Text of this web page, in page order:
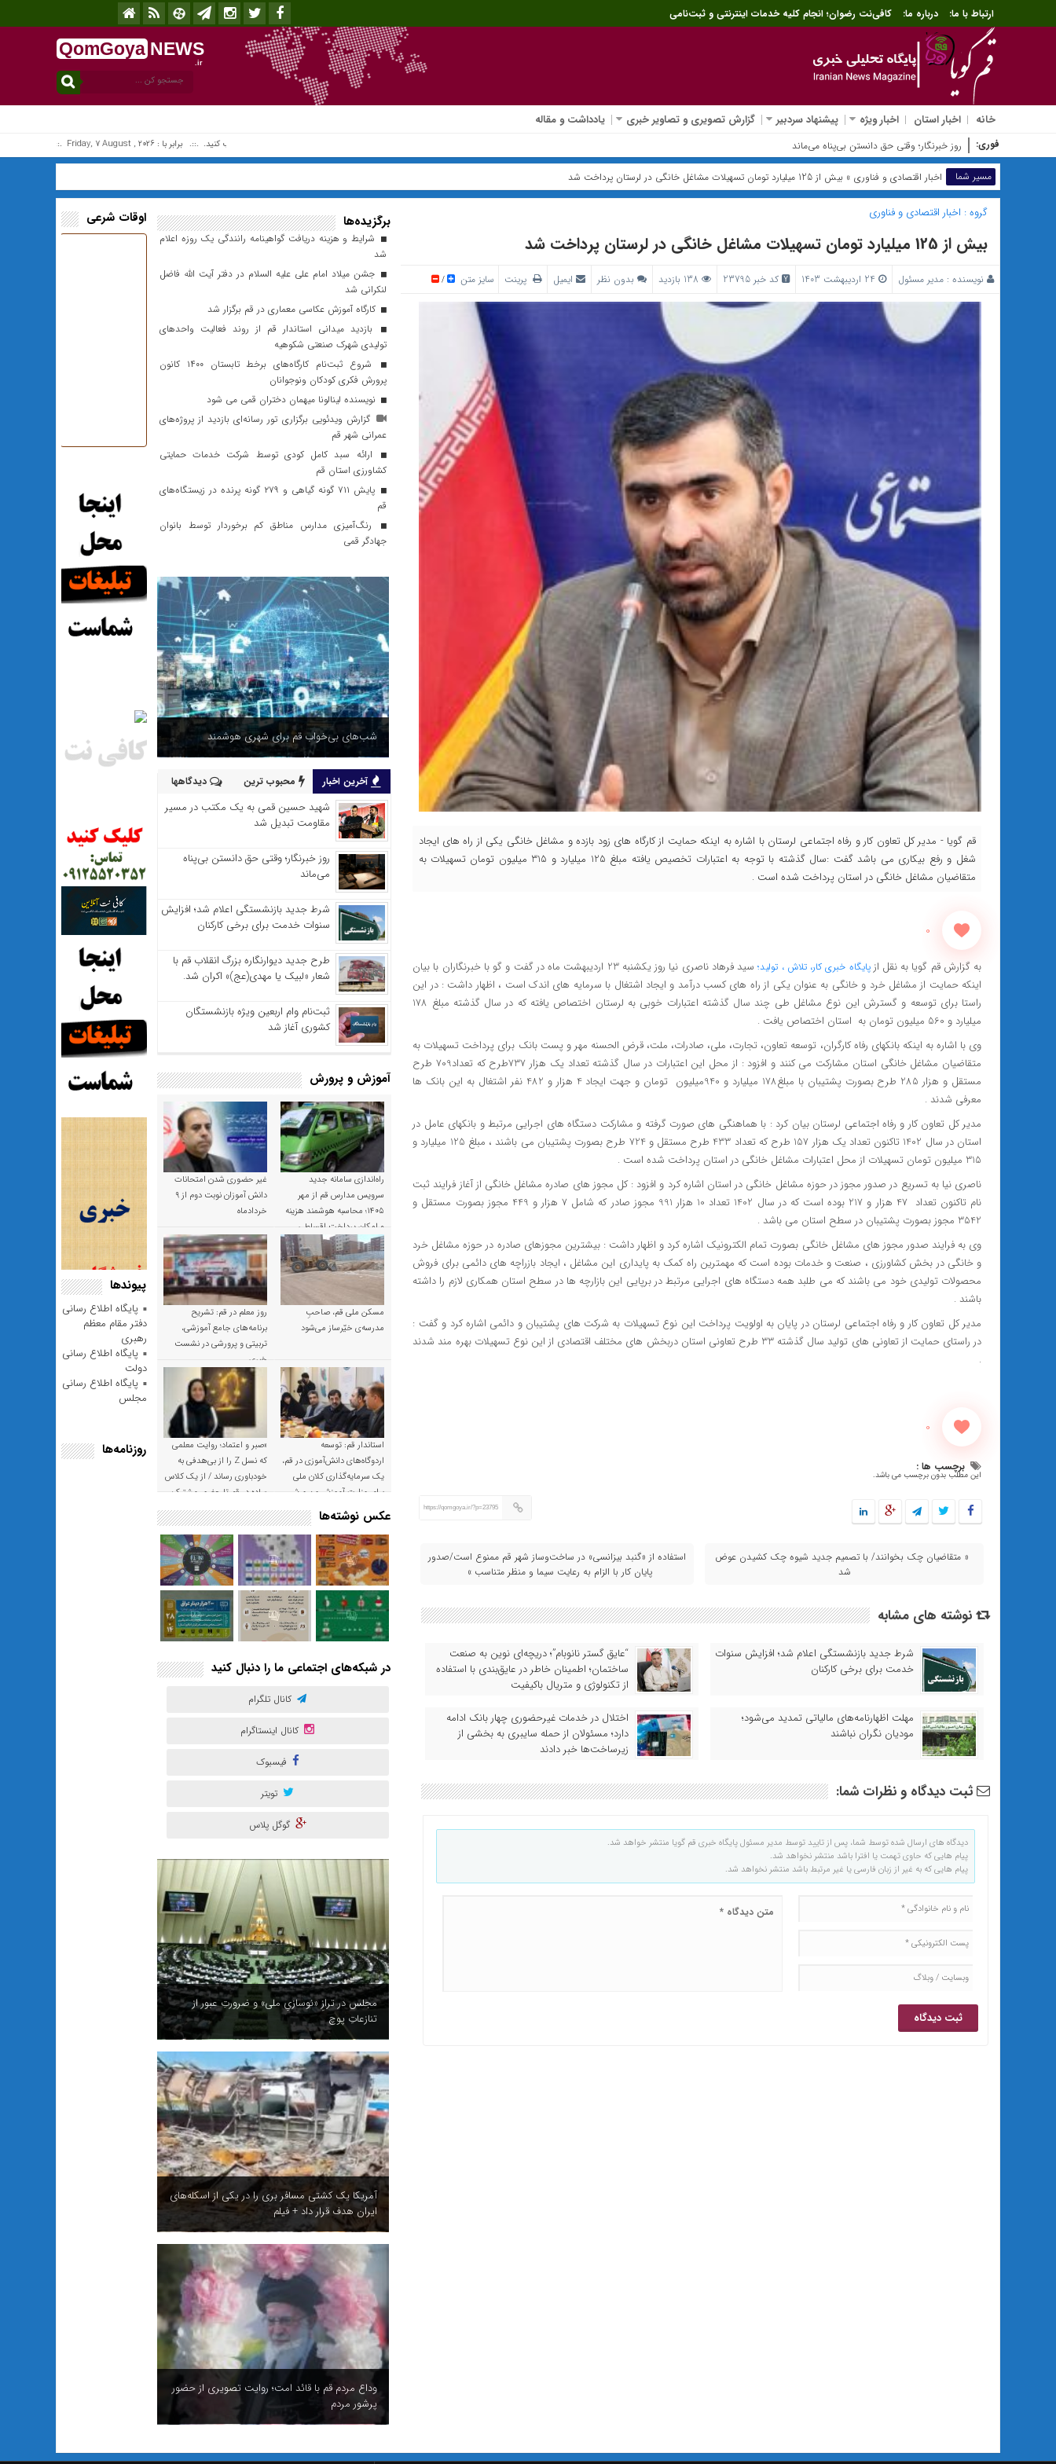
ارتباط با ما: درباره ما: کافی‌نت رضوان؛ انجام کلیه خدمات اینترنتی و ثبت‌نامی
QomGoya NEWS
.ir
خانه اخبار استان اخبار ویژه پیشنهاد سردبیر گزارش تصویری و تصاویر خبری یادداشت و مقاله
فوری: شرط جدید بازنشستگی اعلا افزونه جلالی را نصب کنید. .::. برابر با : Friday, 7 August , 2026 .::. اخبار منتشر شده : 2 خبر
مسیر شما اخبار اقتصادی و فناوری » بیش از 125 میلیارد تومان تسهیلات مشاغل خانگی در لرستان پرداخت شد
گروه : اخبار اقتصادی و فناوری
بیش از 125 میلیارد تومان تسهیلات مشاغل خانگی در لرستان پرداخت شد
نویسنده : مدیر مسئول کد خبر 23795 بدون نظر ایمیل پرینت سایز متن /
قم گویا - مدیر کل تعاون کار و رفاه اجتماعی لرستان با اشاره به اینکه حمایت از کارگاه های زود بازده و مشاغل خانگی یکی از راه های ایجاد
شغل و رفع بیکاری می باشد گفت :سال گذشته با توجه به اعتبارات تخصیص یافته مبلغ 125 میلیارد و 315 میلیون تومان تسهیلات به
متقاضیان مشاغل خانگی در استان پرداخت شده است .
0
به گزارش قم گویا به نقل ازپایگاه خبری کار، تلاش ، تولید؛
سید فرهاد ناصری نیا روز یکشنبه 23 اردیبهشت ماه در گفت و گو با خبرنگاران با بیان
اینکه حمایت از مشاغل خرد و خانگی به عنوان یکی از راه های کسب درآمد و ایجاد اشتغال با سرمایه های اندک است ، اظهار داشت : در این
راستا برای توسعه و گسترش این نوع مشاغل طی چند سال گذشته اعتبارات خوبی به لرستان اختصاص یافته که در سال گذشته مبلغ 178
میلیارد و 560 میلیون تومان به استان اختصاص یافت .
وی با اشاره به اینکه بانكهاي رفاه کارگران، توسعه تعاون، تجارت، ملی، صادرات، ملت، قرض الحسنه مهر و پست بانک برای پرداخت تسهیلات به
متقاضیان مشاغل خانگی استان مشارکت می کنند و افزود : از محل این اعتبارات در سال گذشته تعداد یک هزار 737طرح که تعداد709 طرح
مستقل و هزار 285 طرح بصورت پشتیبان با مبلغ178 میلیارد و 940میلیون تومان و جهت ایجاد 4 هزار و 482 نفر اشتغال به این بانک ها
معرفی شدند .
مدیر کل تعاون کار و رفاه اجتماعی لرستان بیان کرد : با هماهنگی های صورت گرفته و مشارکت دستگاه های اجرایی مرتبط و بانکهای عامل در
استان در سال 1402 تاکنون تعداد یک هزار 157 طرح که تعداد 433 طرح مستقل و 724 طرح بصورت پشتیبان می باشند ، مبلغ 125 میلیارد و
315 میلیون تومان تسهیلات از محل اعتبارات مشاغل خانگی در استان پرداخت شده است .
ناصری نیا به تسریع در صدور مجوز در حوزه مشاغل خانگی در استان اشاره کرد و افزود : کل مجوز های صادره مشاغل خانگی از آغاز فرایند ثبت
نام تاکنون تعداد 47 هزار و 217 بوده است که در سال 1402 تعداد 10 هزار 991 مجوز صادر که شامل 7 هزار و 449 مجوز بصورت مستقل و
3542 مجوز بصورت پشتیبان در سطح استان می باشد .
وی به فرایند صدور مجوز های مشاغل خانگی بصورت تمام الکترونیک اشاره کرد و اظهار داشت : بیشترین مجوزهای صادره در حوزه مشاغل خرد
و خانگی در بخش کشاورزی ، صنعت و خدمات بوده است که مهمترین راه کمک به پایداری این مشاغل ، ایجاد بازراچه های دائمی برای فروش
محصولات تولیدی خود می باشند که می طلبد همه دستگاه های اجرایی مرتبط در برپایی این بازارچه ها در سطح استان همکاری لازم را داشته
باشند .
مدیر کل تعاون کار و رفاه اجتماعی لرستان در پایان به اولویت پرداخت این نوع تسهیلات به شرکت های پشتیبان و دائمی اشاره کرد و گفت :
در راستای حمایت از تعاونی های تولید سال گذشته 33 طرح تعاونی استان دربخش های مختلف اقتصادی از این نوع تسهیلات بهره مند شدند
.
0
برچسب ها :
این مطلب بدون برچسب می باشد.
https://qomgoya.ir/?p=23795
« متقاضیان چک بخوانند/ با تصمیم جدید شیوه چک کشیدن عوض
شد
استفاده از «گنبد بیزانسی» در ساخت‌وساز شهر قم ممنوع است/صدور
پایان کار با الزام به رعایت سیما و منظر متناسب »
نوشته های مشابه
شرط جدید بازنشستگی اعلام شد؛ افزایش سنوات
خدمت برای برخی کارکنان
“عایق گستر نانوبام”؛ دریچه‌ای نوین به صنعت
ساختمان؛ اطمینان خاطر در عایق‌بندی با استفاده
از تکنولوژی و متریال باکیفیت
مهلت اظهارنامه‌های مالیاتی تمدید می‌شود؛
مودیان نگران نباشند
اختلال در خدمات غیرحضوری چهار بانک ادامه
دارد؛ مسئولان از حمله سایبری به بخشی از
زیرساخت‌ها خبر دادند
ثبت دیدگاه و نظرات شما:
دیدگاه های ارسال شده توسط شما، پس از تایید توسط مدیر مسئول پایگاه خبری قم گویا منتشر خواهد شد.
پیام هایی که حاوی تهمت یا افترا باشد منتشر نخواهد شد.
پیام هایی که به غیر از زبان فارسی یا غیر مرتبط باشد منتشر نخواهد شد.
برگزیده‌ها
شرایط و هزینه دریافت گواهینامه رانندگی یک روزه اعلام
شد
جشن میلاد امام علی علیه السلام در دفتر آیت الله فاضل
لنکرانی شد
کارگاه آموزش عکاسی معماری در قم برگزار شد
بازدید میدانی استاندار قم از روند فعالیت واحدهای
تولیدی شهرک صنعتی شکوهیه
شروع ثبت‌نام کارگاه‌های برخط تابستان ۱۴۰۰ کانون
پرورش فکری کودکان ونوجوانان
نویسنده لینالونا میهمان دختران قمی می شود
گزارش ویدئویی برگزاری تور رسانه‌ای بازدید از پروژه‌های
عمرانی شهر قم
ارائه سبد کامل کودی توسط شرکت خدمات حمایتی
کشاورزی استان قم
پایش ۷۱۱ گونه گیاهی و ۲۷۹ گونه پرنده در زیستگاه‌های
قم
رنگ‌آمیزی مدارس مناطق کم برخوردار توسط بانوان
جهادگر قمی
شب‌های بی‌خواب قم برای شهری هوشمند
آخرین اخبار محبوب ترین دیدگاهها
شهید حسین قمی به یک مکتب در مسیر
مقاومت تبدیل شد
روز خبرنگار؛ وقتی حق دانستن بی‌پناه
می‌ماند
شرط جدید بازنشستگی اعلام شد؛ افزایش
سنوات خدمت برای برخی کارکنان
طرح جدید دیوارنگاره بزرگ انقلاب قم با
شعار «لبیک یا مهدی(عج)» اکران شد.
ثبت‌نام وام اربعین ویژه بازنشستگان
کشوری آغاز شد
آموزش و پرورش
راه‌اندازی سامانه جدید
سرویس مدارس قم از مهر
۱۴۰۵؛ محاسبه هوشمند هزینه
و امکان پرداخت اقساطی
غیر حضوری شدن امتحانات
دانش آموزان نوبت دوم از ۹
خردادماه
مسکن ملی قم، صاحبِ
مدرسه‌ی خیّرساز می‌شود
روز معلم در قم: تشریح
برنامه‌های جامع آموزشی،
تربیتی و پرورشی در نشست
خبری
استاندار قم: توسعه
اردوگاه‌های دانش‌آموزی در قم،
یک سرمایه‌گذاری کلان ملی
برای وزارت آموزش و پرورش
است
«صبر و اعتماد؛ روایت معلمی
که نسل Z را از بی‌هدفی به
خودباوری رساند / از یک کلاس
ساده در قم تا حضور مشترک
معلم و هنرجویان در مهم‌ترین
گالری قرآنی هوش مصنوعی
تهران
عکس نوشته‌ها
در شبکه‌های اجتماعی ما را دنبال کنید
کانال تلگرام
کانال اینستاگرام
فیسبوک
تویتر
گوگل پلاس
مجلس در ترازِ «نوسازیِ ملی» و ضرورتِ عبور از
تنازعاتِ پوچ
آمریکا یک کشتی مسافر بری را در یکی از اسکله‌های
ایران هدف قرار داد + فیلم
وداع مردم قم با قائد امت؛ روایت تصویری از حضور
پرشور مردم
اوقات شرعی
پیوندها
پایگاه اطلاع رسانی
دفتر مقام معظم
رهبری
پایگاه اطلاع رسانی
دولت
پایگاه اطلاع رسانی
مجلس
روزنامه‌ها